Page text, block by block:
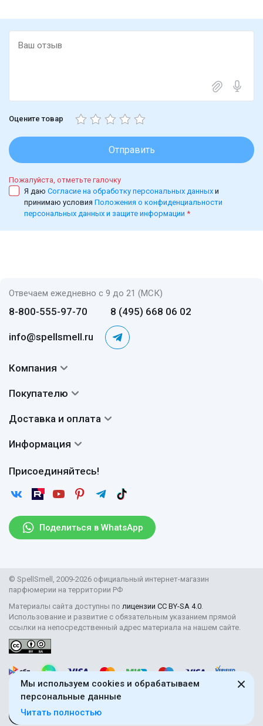
Мы используем cookies и обрабатываем
персональные данные
Читать полностью
Оцените товар
Отправить
Пожалуйста, отметьте галочку
Я даю Согласие на обработку персональных данных и
принимаю условия Положения о конфиденциальности
персональных данных и защите информации *
Отвечаем ежедневно с 9 до 21 (МСК)
8-800-555-97-70 8 (495) 668 06 02
info@spellsmell.ru
Поделиться в WhatsApp
Присоединяйтесь!
Компания
Авторы
Сертификаты
Покупателю
Вопросы и ответы
Отзывы
Статьи
Рассылка
Доставка и оплата
Доставка
Возврат
Информация
Пользовательское соглашение
Защита персональных данных
Правила продажи товаров (Постановление Правительства
Поставщикам
© SpellSmell, 2009-2026 официальный интернет-магазин
парфюмерии на территории РФ
Материалы сайта доступны по лицензии CC BY-SA 4.0.
Использование и развитие с обязательным указанием прямой
ссылки на непосредственный адрес материала на нашем сайте.
18+